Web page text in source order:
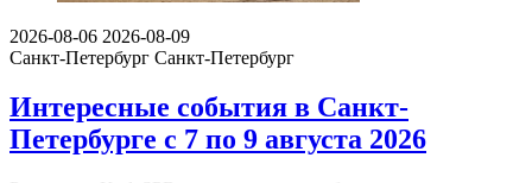
2026-08-06 2026-08-09
Санкт-Петербург Санкт-Петербург
Интересные события в Санкт-
Петербурге с 7 по 9 августа 2026